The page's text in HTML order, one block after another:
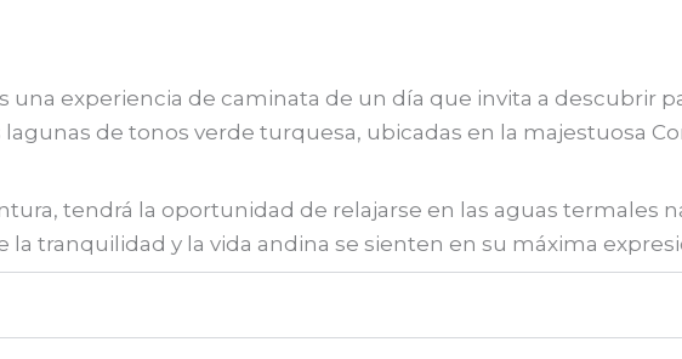
una experiencia de caminata de un día que invita a descubrir
de tonos verde turquesa, ubicadas en la majestuosa
tendrá la oportunidad de relajarse en las aguas termales
tranquilidad y la vida andina se sienten en su máxima